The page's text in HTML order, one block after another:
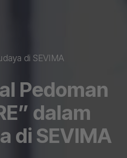
di SEVIMA
Pedoman
dalam
di SEVIMA